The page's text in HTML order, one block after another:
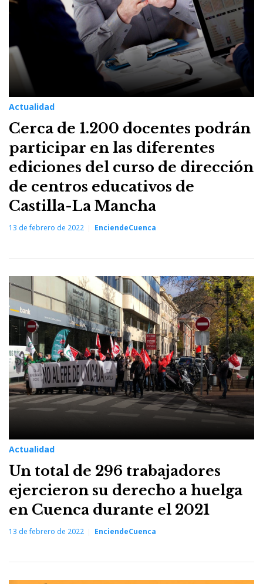
Actualidad
Cerca de 1.200 docentes podrán
participar en las diferentes
ediciones del curso de dirección
de centros educativos de
Castilla-La Mancha
13 de febrero de 2022 EnciendeCuenca
Actualidad
Un total de 296 trabajadores
ejercieron su derecho a huelga
en Cuenca durante el 2021
13 de febrero de 2022 EnciendeCuenca